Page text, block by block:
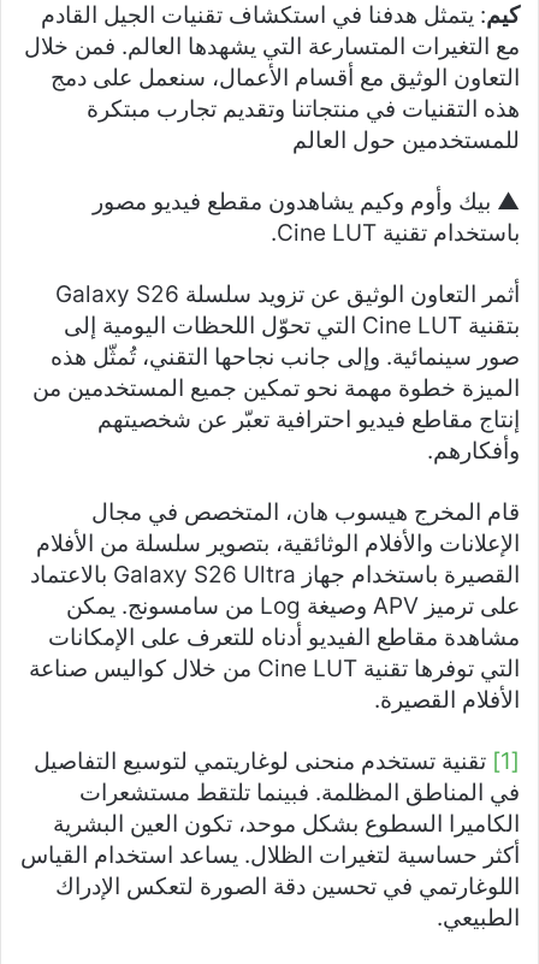
كيم: يتمثل هدفنا في استكشاف تقنيات الجيل القادم
مع التغيرات المتسارعة التي يشهدها العالم. فمن خلال
التعاون الوثيق مع أقسام الأعمال، سنعمل على دمج
هذه التقنيات في منتجاتنا وتقديم تجارب مبتكرة
للمستخدمين حول العالم
▲ بيك وأوم وكيم يشاهدون مقطع فيديو مصور
باستخدام تقنية Cine LUT.
أثمر التعاون الوثيق عن تزويد سلسلة Galaxy S26
بتقنية Cine LUT التي تحوّل اللحظات اليومية إلى
صور سينمائية. وإلى جانب نجاحها التقني، تُمثّل هذه
الميزة خطوة مهمة نحو تمكين جميع المستخدمين من
إنتاج مقاطع فيديو احترافية تعبّر عن شخصيتهم
وأفكارهم.
قام المخرج هيسوب هان، المتخصص في مجال
الإعلانات والأفلام الوثائقية، بتصوير سلسلة من الأفلام
القصيرة باستخدام جهاز Galaxy S26 Ultra بالاعتماد
على ترميز APV وصيغة Log من سامسونج. يمكن
مشاهدة مقاطع الفيديو أدناه للتعرف على الإمكانات
التي توفرها تقنية Cine LUT من خلال كواليس صناعة
الأفلام القصيرة.
[1]
تقنية تستخدم منحنى لوغاريتمي لتوسيع التفاصيل
في المناطق المظلمة. فبينما تلتقط مستشعرات
الكاميرا السطوع بشكل موحد، تكون العين البشرية
أكثر حساسية لتغيرات الظلال. يساعد استخدام القياس
اللوغارتمي في تحسين دقة الصورة لتعكس الإدراك
الطبيعي.